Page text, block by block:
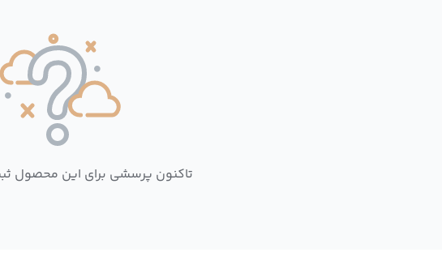
تاکنون پرسشی برای این محصول